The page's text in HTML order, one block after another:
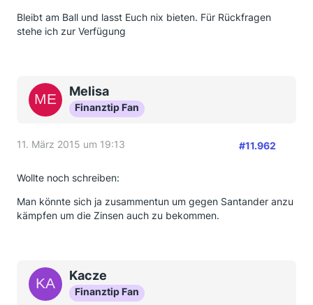
Bleibt am Ball und lasst Euch nix bieten. Für Rückfragen
stehe ich zur Verfügung
Melisa
Finanztip Fan
11. März 2015 um 19:13 #11.962
Wollte noch schreiben:
Man könnte sich ja zusammentun um gegen Santander anzu
kämpfen um die Zinsen auch zu bekommen.
Kacze
Finanztip Fan